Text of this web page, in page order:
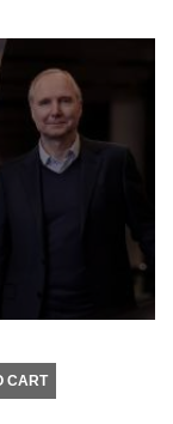
CART